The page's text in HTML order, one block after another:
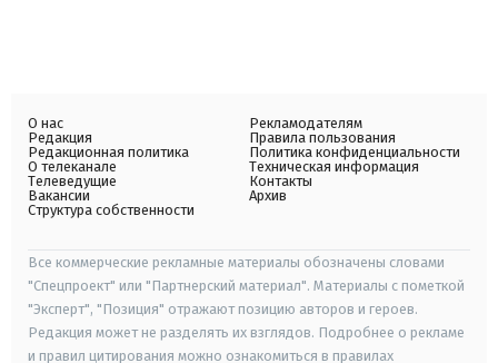
О нас
Редакция
Редакционная политика
О телеканале
Телеведущие
Вакансии
Структура собственности
Рекламодателям
Правила пользования
Политика конфиденциальности
Техническая информация
Контакты
Архив
Все коммерческие рекламные материалы обозначены словами
"Спецпроект" или "Партнерский материал". Материалы с пометкой
"Эксперт", "Позиция" отражают позицию авторов и героев.
Редакция может не разделять их взглядов. Подробнее о рекламе
и правил цитирования можно ознакомиться в правилах